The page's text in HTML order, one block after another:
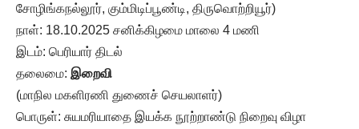
சோழிங்கநல்லூர், கும்மிடிப்பூண்டி, திருவொற்றியூர்)
நாள்: 18.10.2025 சனிக்கிழமை மாலை 4 மணி
இடம்: பெரியார் திடல்
தலைமை: இறைவி
(மாநில மகளிரணி துணைச் செயலாளர்)
பொருள்: சுயமரியாதை இயக்க நூற்றாண்டு நிறைவு விழா